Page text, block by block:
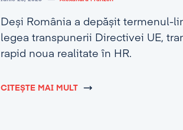
Deși România a depășit termenul-
legea transpunerii Directivei UE,
rapid noua realitate în HR.
CITEȘTE MAI MULT